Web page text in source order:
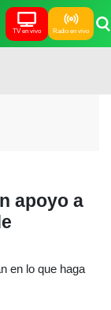
TV en vivo Radio en vivo
apoyo a
en lo que haga